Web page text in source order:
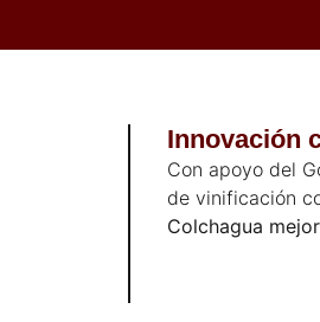
Innovación
Con apoyo del
de vinificación
Colchagua